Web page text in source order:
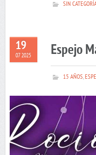
SIN
19
07 2025 Espejo
15 AÑOS,